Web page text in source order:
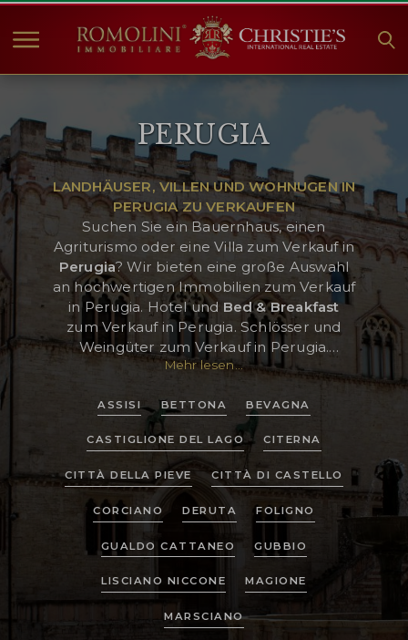
IMMOBILIEN ZUM
VERKAUF
ANGEBOTE
UNTERNEHMEN
CHRISTIE'S
KONTAKT
Currency:
€ $ £
KUNDENBEREICH
WISHLIST ( 0)
PERUGIA
LANDHÄUSER, VILLEN UND WOHNUGEN IN
PERUGIA ZU VERKAUFEN
Suchen Sie ein Bauernhaus, einen
Agriturismo oder eine Villa zum Verkauf in
Perugia? Wir bieten eine große Auswahl
an hochwertigen Immobilien zum Verkauf
in Perugia. Hotel und Bed & Breakfast
zum Verkauf in Perugia. Schlösser und
Weingüter zum Verkauf in Perugia.
Wohnungen in Perugia zu verkaufen. Zu
den schönsten Orten in der Provinz
Perugia gehörenAssisi
, Bettona, Castel
Rigone, Castiglione del Lago, Citerna, Città
della Pieve,Città di Castello , Collazzone,
Corciano, Deruta,Foligno , Gubbio ,
Lisciano Niccone, Magione, Marsciano,
Monte Santa Maria Tiberina, Montone,
Panicale, Passignano sul Trasimeno,
Piegaro, Pietralunga, San Giustino, Spello,
Umbertide
Mehr lesen...
ASSISI BETTONA BEVAGNA
CASTIGLIONE DEL LAGO CITERNA
CITTÀ DELLA PIEVE CITTÀ DI CASTELLO
CORCIANO DERUTA FOLIGNO
GUALDO CATTANEO GUBBIO
LISCIANO NICCONE MAGIONE
MARSCIANO